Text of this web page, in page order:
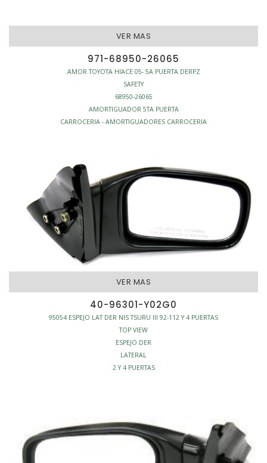
VER MAS
971-68950-26065
AMOR TOYOTA HIACE 05- 5A PUERTA DERPZ
SAFETY
68950-26065
AMORTIGUADOR 5TA PUERTA
CARROCERIA - AMORTIGUADORES CARROCERIA
VER MAS
40-96301-Y02G0
95054 ESPEJO LAT DER NIS TSURU III 92-112 Y 4 PUERTAS
TOP VIEW
ESPEJO DER
LATERAL
2 Y 4 PUERTAS